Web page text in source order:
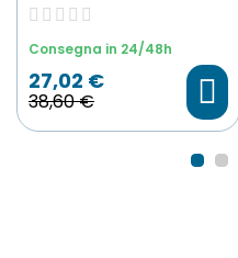
Consegna in 24/48h
38,60 €
27,02 €